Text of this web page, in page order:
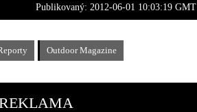
Publikovaný: 2012-06-01 10:03:19 GMT
Outdoor Magazine